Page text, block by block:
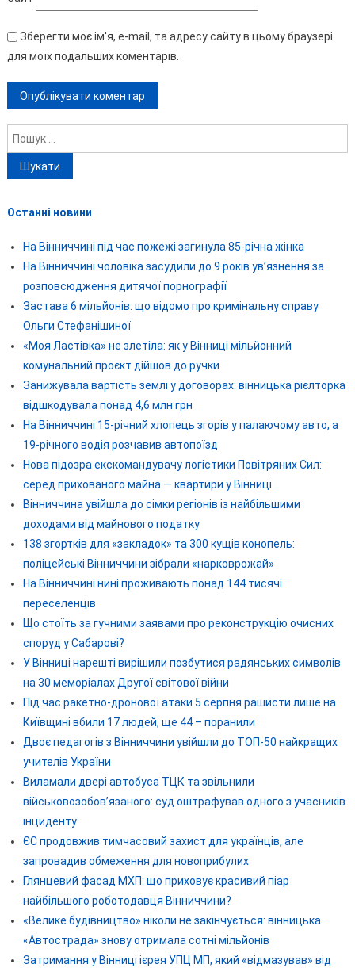
Зберегти моє ім'я, e-mail, та адресу сайту в цьому браузері
для моїх подальших коментарів.
Пошук:
Останні новини
На Вінниччині під час пожежі загинула 85-річна жінка
На Вінниччині чоловіка засудили до 9 років ув’язнення за
розповсюдження дитячої порнографії
Застава 6 мільйонів: що відомо про кримінальну справу
Ольги Стефанішиної
«Моя Ластівка» не злетіла: як у Вінниці мільйонний
комунальний проєкт дійшов до ручки
Занижувала вартість землі у договорах: вінницька рієлторка
відшкодувала понад 4,6 млн грн
На Вінниччині 15-річний хлопець згорів у палаючому авто, а
19-річного водія розчавив автопоїзд
Нова підозра екскомандувачу логістики Повітряних Сил:
серед прихованого майна — квартири у Вінниці
Вінниччина увійшла до сімки регіонів із найбільшими
доходами від майнового податку
138 згортків для «закладок» та 300 кущів конопель:
поліцейські Вінниччини зібрали «нарковрожай»
На Вінниччині нині проживають понад 144 тисячі
переселенців
Що стоїть за гучними заявами про реконструкцію очисних
споруд у Сабарові?
У Вінниці нарешті вирішили позбутися радянських символів
на 30 меморіалах Другої світової війни
Під час ракетно-дронової атаки 5 серпня рашисти лише на
Київщині вбили 17 людей, ще 44 – поранили
Двоє педагогів з Вінниччини увійшли до ТОП-50 найкращих
учителів України
Виламали двері автобуса ТЦК та звільнили
військовозобов’язаного: суд оштрафував одного з учасників
інциденту
ЄС продовжив тимчасовий захист для українців, але
запровадив обмеження для новоприбулих
Глянцевий фасад МХП: що приховує красивий піар
найбільшого роботодавця Вінниччини?
«Велике будівництво» ніколи не закінчується: вінницька
«Автострада» знову отримала сотні мільйонів
Затримання у Вінниці ієрея УПЦ МП, який «відмазував» від